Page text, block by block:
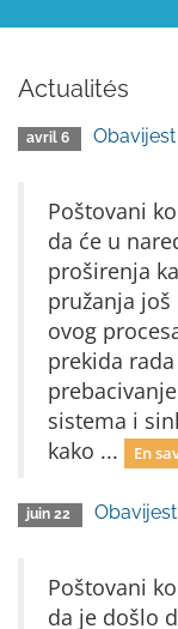
Actualités
avril 6
Poštovani
da će u
proširenja
pružanja
ovog
prekida
sistema i
kako ...
En
juin 22
Poštovani
da je došlo